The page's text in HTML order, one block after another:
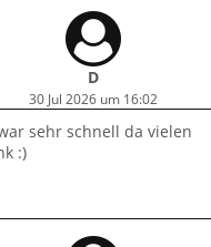
D
30 Jul 2026 um 16:02
sehr schnell da vielen
:)